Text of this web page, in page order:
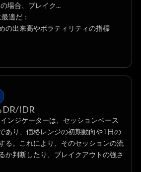
場合、ブレイク...
適だ：
の出来高やボラティリティの指標
DR/IDR
ンジケーターは、セッションベース
あり、価格レンジの初期動向や1日の
る。これにより、そのセッションの流
か判断したり、ブレイクアウトの強さ